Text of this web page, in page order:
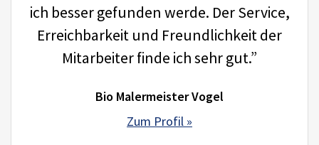
ich besser gefunden werde. Der Service,
Erreichbarkeit und Freundlichkeit der
Mitarbeiter finde ich sehr gut.”
Bio Malermeister Vogel
Zum Profil »